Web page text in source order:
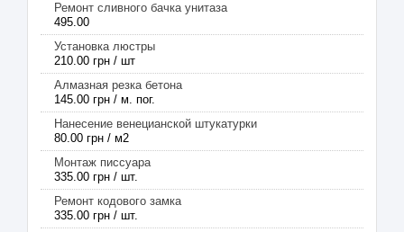
Ремонт сливного бачка унитаза
495.00
Установка люстры
210.00 грн / шт
Алмазная резка бетона
145.00 грн / м. пог.
Нанесение венецианской штукатурки
80.00 грн / м2
Монтаж писсуара
335.00 грн / шт.
Ремонт кодового замка
335.00 грн / шт.